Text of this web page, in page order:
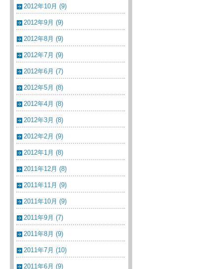
2012年10月 (9)
2012年9月 (9)
2012年8月 (9)
2012年7月 (9)
2012年6月 (7)
2012年5月 (8)
2012年4月 (8)
2012年3月 (8)
2012年2月 (9)
2012年1月 (8)
2011年12月 (8)
2011年11月 (9)
2011年10月 (9)
2011年9月 (7)
2011年8月 (9)
2011年7月 (10)
2011年6月 (9)